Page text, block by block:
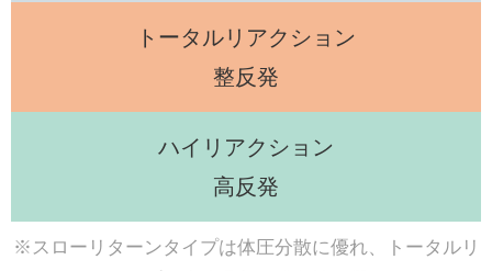
トータルリアクション
整反発
ハイリアクション
高反発
※スローリターンタイプは体圧分散に優れ、トータルリ